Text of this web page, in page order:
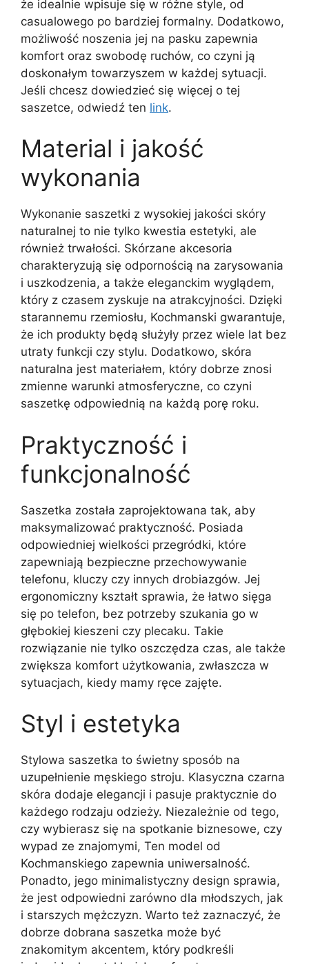
że idealnie wpisuje się w różne style, od
casualowego po bardziej formalny. Dodatkowo,
możliwość noszenia jej na pasku zapewnia
komfort oraz swobodę ruchów, co czyni ją
doskonałym towarzyszem w każdej sytuacji.
Jeśli chcesz dowiedzieć się więcej o tej
saszetce, odwiedź ten link.
Material i jakość
wykonania
Wykonanie saszetki z wysokiej jakości skóry
naturalnej to nie tylko kwestia estetyki, ale
również trwałości. Skórzane akcesoria
charakteryzują się odpornością na zarysowania
i uszkodzenia, a także eleganckim wyglądem,
który z czasem zyskuje na atrakcyjności. Dzięki
starannemu rzemiosłu, Kochmanski gwarantuje,
że ich produkty będą służyły przez wiele lat bez
utraty funkcji czy stylu. Dodatkowo, skóra
naturalna jest materiałem, który dobrze znosi
zmienne warunki atmosferyczne, co czyni
saszetkę odpowiednią na każdą porę roku.
Praktyczność i
funkcjonalność
Saszetka została zaprojektowana tak, aby
maksymalizować praktyczność. Posiada
odpowiedniej wielkości przegródki, które
zapewniają bezpieczne przechowywanie
telefonu, kluczy czy innych drobiazgów. Jej
ergonomiczny kształt sprawia, że łatwo sięga
się po telefon, bez potrzeby szukania go w
głębokiej kieszeni czy plecaku. Takie
rozwiązanie nie tylko oszczędza czas, ale także
zwiększa komfort użytkowania, zwłaszcza w
sytuacjach, kiedy mamy ręce zajęte.
Styl i estetyka
Stylowa saszetka to świetny sposób na
uzupełnienie męskiego stroju. Klasyczna czarna
skóra dodaje elegancji i pasuje praktycznie do
każdego rodzaju odzieży. Niezależnie od tego,
czy wybierasz się na spotkanie biznesowe, czy
wypad ze znajomymi, Ten model od
Kochmanskiego zapewnia uniwersalność.
Ponadto, jego minimalistyczny design sprawia,
że jest odpowiedni zarówno dla młodszych, jak
i starszych mężczyzn. Warto też zaznaczyć, że
dobrze dobrana saszetka może być
znakomitym akcentem, który podkreśli